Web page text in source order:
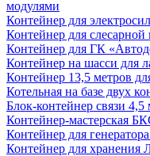
модулями
Контейнер для
Контейнер для слесарной
Контейнер для ГК
Контейнер на шасси для
Контейнер 13,5 метров
Котельная на базе двух
Блок-контейнер связи
Контейнер-мастерская
Контейнер для
Контейнер для